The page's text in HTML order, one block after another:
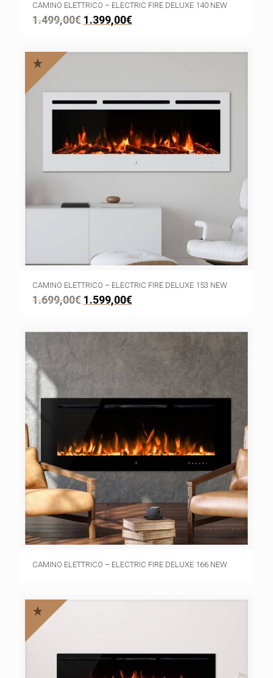
CAMINO ELETTRICO – ELECTRIC FIRE DELUXE 140 NEW
1.499,00€ 1.399,00€
CAMINO ELETTRICO – ELECTRIC FIRE DELUXE 153 NEW
1.699,00€ 1.599,00€
CAMINO ELETTRICO – ELECTRIC FIRE DELUXE 166 NEW